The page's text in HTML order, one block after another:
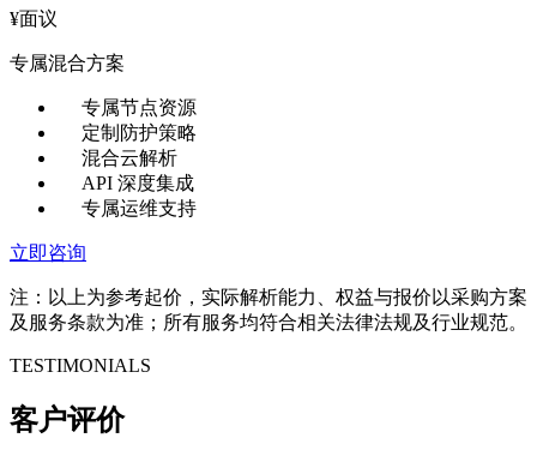
¥面议
专属混合方案
专属节点资源
定制防护策略
混合云解析
API 深度集成
专属运维支持
立即咨询
注：以上为参考起价，实际解析能力、权益与报价以采购方案
及服务条款为准；所有服务均符合相关法律法规及行业规范。
TESTIMONIALS
客户评价